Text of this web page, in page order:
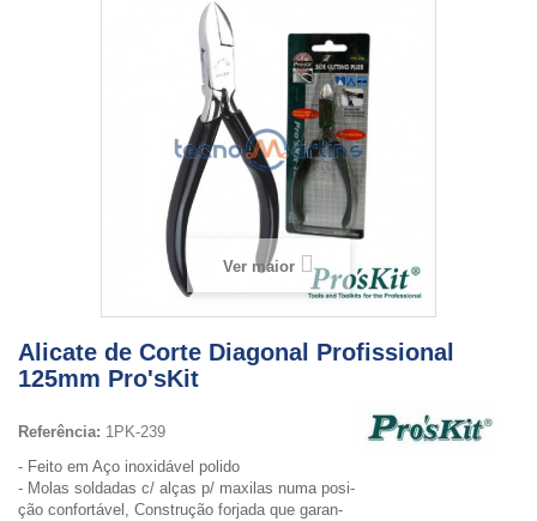
Ver maior
Alicate de Corte Diagonal Profissional
125mm Pro'sKit
Referência: 1PK-239
- Feito em Aço inoxidável polido
- Molas soldadas c/ alças p/ maxilas numa posi-
ção confortável, Construção forjada que garan-